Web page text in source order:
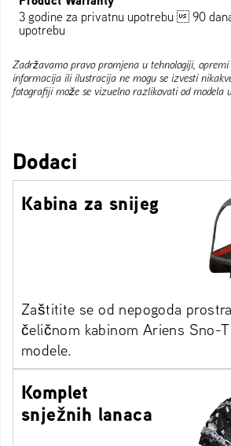
3 godine za privatnu upotrebu  90
upotrebu
Zadržavamo pravo promjena u tehnologiji,
informacija ili ilustracija ne mogu se izvesti
fotografiji može se vizuelno razlikovati od modela
Dodaci
Kabina za snijeg
Zaštitite se od nepogoda
čeličnom kabinom Ariens Sno-
modele.
Komplet
snježnih lanaca